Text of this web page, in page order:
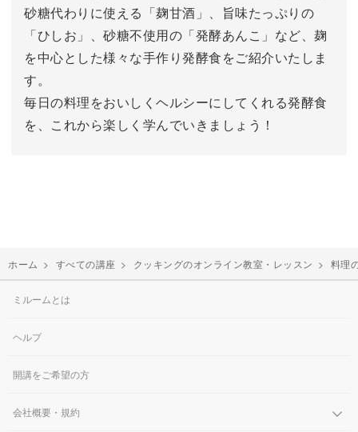
砂糖代わりに使える「麹甘酒」、旨味たっぷりの
「ひしお」、砂糖不使用の「発酵あんこ」など、麹
を中心とした様々な手作り発酵食をご紹介いたしま
す。
毎日の料理をおいしくヘルシーにしてくれる発酵食
を、これから楽しく学んでいきましょう！
ホーム > すべての講座 > クッキングのオンライン教室・レッスン > 料理
ミルームとは
ヘルプ
開講をご希望の方
会社概要・規約